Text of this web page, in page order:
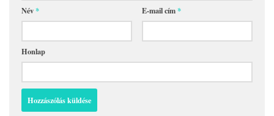
Név* E-mail cím*
Honlap